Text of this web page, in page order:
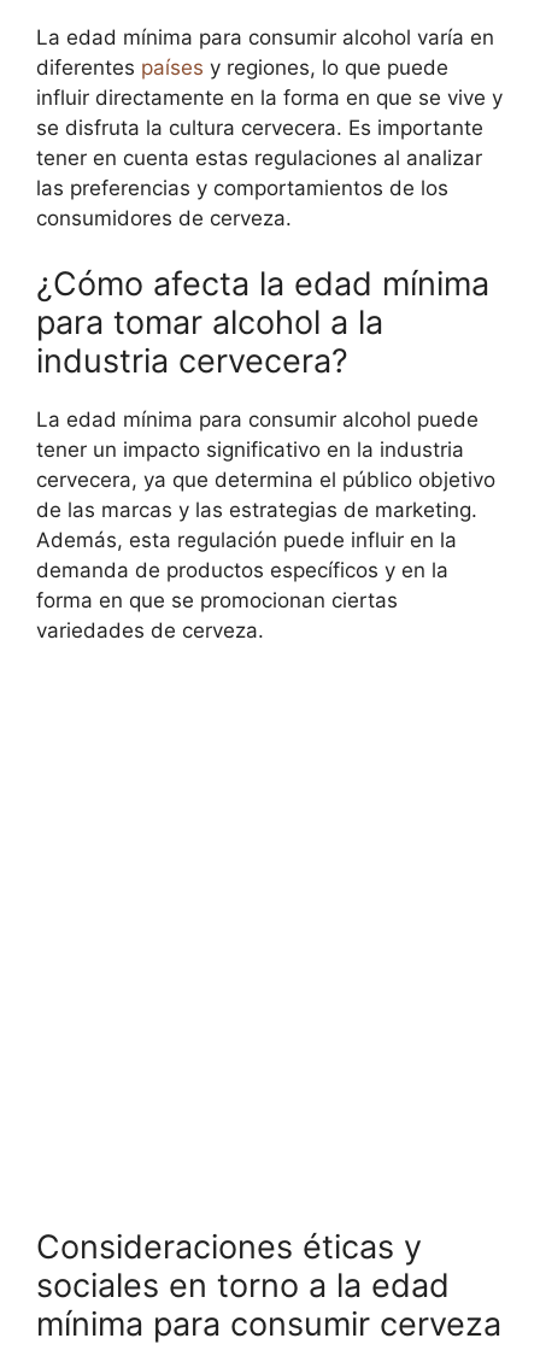
La edad mínima para consumir alcohol varía en
diferentes países y regiones, lo que puede
influir directamente en la forma en que se vive y
se disfruta la cultura cervecera. Es importante
tener en cuenta estas regulaciones al analizar
las preferencias y comportamientos de los
consumidores de cerveza.
¿Cómo afecta la edad mínima
para tomar alcohol a la
industria cervecera?
La edad mínima para consumir alcohol puede
tener un impacto significativo en la industria
cervecera, ya que determina el público objetivo
de las marcas y las estrategias de marketing.
Además, esta regulación puede influir en la
demanda de productos específicos y en la
forma en que se promocionan ciertas
variedades de cerveza.
Consideraciones éticas y
sociales en torno a la edad
mínima para consumir cerveza